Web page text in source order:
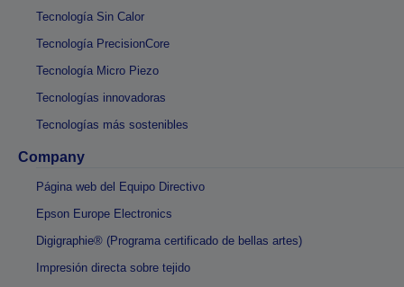
Tecnología Sin Calor
Tecnología PrecisionCore
Tecnología Micro Piezo
Tecnologías innovadoras
Tecnologías más sostenibles
Company
Página web del Equipo Directivo
Epson Europe Electronics
Digigraphie® (Programa certificado de bellas artes)
Impresión directa sobre tejido